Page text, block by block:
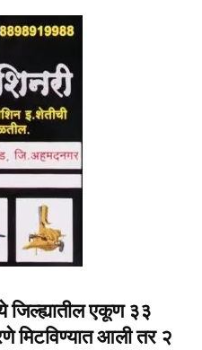
जिल्ह्यातील एकूण ३३
मिटविण्यात आली तर २